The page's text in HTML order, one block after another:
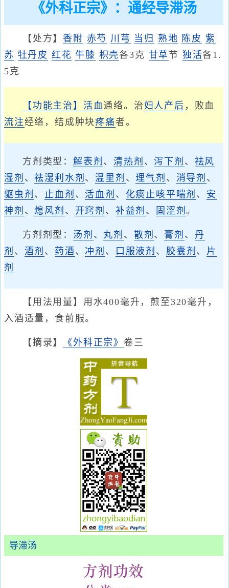
《外科正宗》：通经导滞汤
【处方】 香附 赤芍 川芎 当归 熟地 陈皮 紫
苏 牡丹皮 红花 牛膝 枳壳各3克 甘草 节 独活各1.
5克
【功能主治】 活血通络。治妇人产后 ，败血
流注经络，结成肿块疼痛者。
方剂类型： 解表剂 、清热剂 、 泻下剂 、 祛风
湿剂 、祛湿利水剂 、温里剂 、理气剂 、 消导剂 、
驱虫剂 、 止血剂 、 活血剂 、 化痰止咳平喘剂 、 安
神剂 、熄风剂 、 开窍剂 、 补益剂 、 固涩剂。
方剂剂型： 汤剂 、 丸剂 、 散剂 、 膏剂 、 丹
剂 、 酒剂 、 药酒 、 冲剂 、 口服液剂 、 胶囊剂 、 片
剂
【用法用量】用水400毫升，煎至320毫升，
入酒适量，食前服。
【摘录】 《外科正宗》卷三
导滞汤